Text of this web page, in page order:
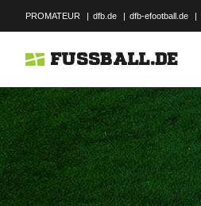
PROMATEUR | dfb.de | dfb-efootball.de |
FUSSBALL.DE